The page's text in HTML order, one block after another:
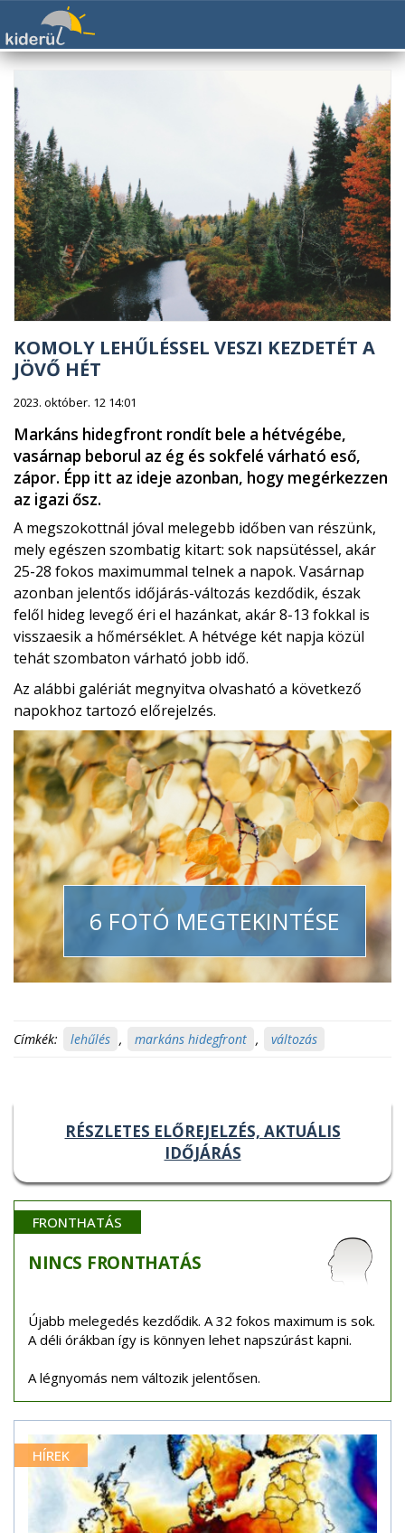
KOMOLY LEHŰLÉSSEL VESZI KEZDETÉT A
JÖVŐ HÉT
2023. október. 12 14:01
Markáns hidegfront rondít bele a hétvégébe,
vasárnap beborul az ég és sokfelé várható eső,
zápor. Épp itt az ideje azonban, hogy megérkezzen
az igazi ősz.
A megszokottnál jóval melegebb időben van részünk,
mely egészen szombatig kitart: sok napsütéssel, akár
25-28 fokos maximummal telnek a napok. Vasárnap
azonban jelentős időjárás-változás kezdődik, észak
felől hideg levegő éri el hazánkat, akár 8-13 fokkal is
visszaesik a hőmérséklet. A hétvége két napja közül
tehát szombaton várható jobb idő.
Az alábbi galériát megnyitva olvasható a következő
napokhoz tartozó előrejelzés.
6 FOTÓ MEGTEKINTÉSE
Címkék: lehűlés , markáns hidegfront , változás
RÉSZLETES ELŐREJELZÉS, AKTUÁLIS
IDŐJÁRÁS
FRONTHATÁS
NINCS FRONTHATÁS
Újabb melegedés kezdődik. A 32 fokos maximum is sok.
A déli órákban így is könnyen lehet napszúrást kapni.
A légnyomás nem változik jelentősen.
HÍREK